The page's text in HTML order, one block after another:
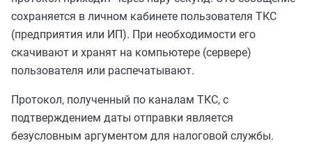
сохраняется в личном кабинете пользователя ТКС
(предприятия или ИП). При необходимости его
скачивают и хранят на компьютере (сервере)
пользователя или распечатывают.
Протокол, полученный по каналам ТКС, с
подтверждением даты отправки является
безусловным аргументом для налоговой службы.